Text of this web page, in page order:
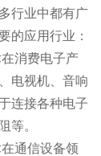
行业中都有广
的应用行业：
消费电子产
电视机、音响
连接各种电子
等。
通信设备领